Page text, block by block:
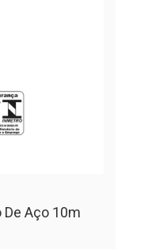
De Aço 10m